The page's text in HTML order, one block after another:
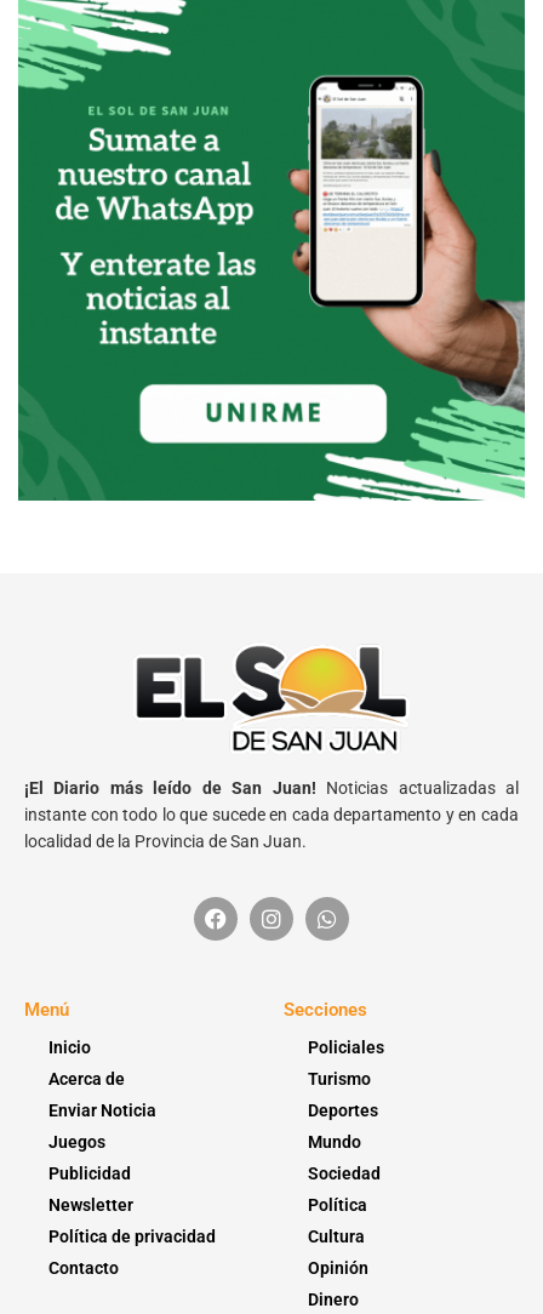
¡El Diario más leído de San Juan! Noticias actualizadas al
instante con todo lo que sucede en cada departamento y en cada
localidad de la Provincia de San Juan.
Menú
Inicio
Acerca de
Enviar Noticia
Juegos
Publicidad
Newsletter
Política de privacidad
Contacto
Secciones
Policiales
Turismo
Deportes
Mundo
Sociedad
Política
Cultura
Opinión
Dinero